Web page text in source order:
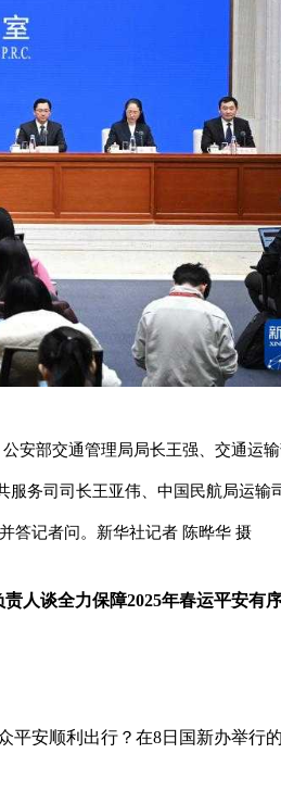
安部交通管理局局长王强、交通运
务司司长王亚伟、中国民航局运输
答记者问。新华社记者 陈晔华 摄
人谈全力保障2025年春运平安有
平安顺利出行？在8日国新办举行